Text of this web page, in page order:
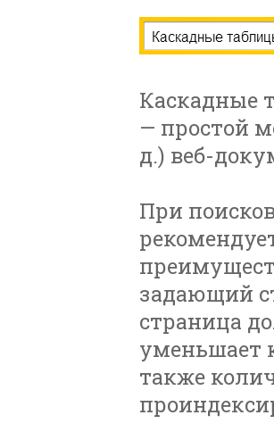
Каскадные
— простой
д.) веб-
При
задающий
страница
уменьшает
также